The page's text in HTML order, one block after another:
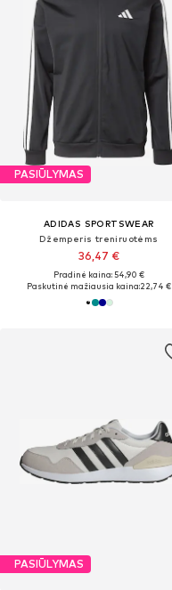
PASIŪLYMAS
ADIDAS SPORTSWEAR
Džemperis treniruotėms
36,47 €
Pradinė kaina: 54,90 €
Paskutinė mažiausia kaina:22,74 €
PASIŪLYMAS